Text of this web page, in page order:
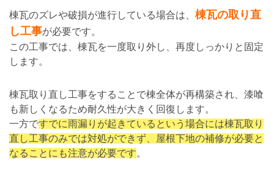
棟瓦のズレや破損が進行している場合は、 棟瓦の取り直
し工事が必要です。
この工事では、棟瓦を一度取り外し、再度しっかりと固定
します。
棟瓦取り直し工事をすることで棟全体が再構築され、漆喰
も新しくなるため耐久性が大きく回復します。
一方ですでに雨漏りが起きているという場合には棟瓦取り
直し工事のみでは対処ができず、屋根下地の補修が必要と
なることにも注意が必要です。